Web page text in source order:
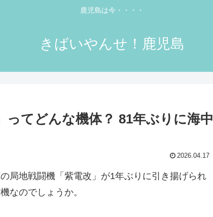
鹿児島は今・・・・
きばいやんせ！鹿児島
ってどんな機体？ 81年ぶりに海中
2026.04.17
局地戦闘機「紫電改」が1年ぶりに引き揚げられ
なのでしょうか。